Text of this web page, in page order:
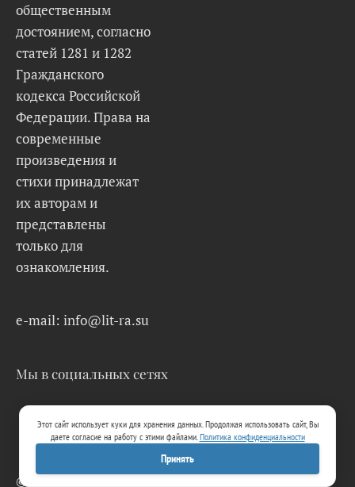
общественным
достоянием, согласно
статей 1281 и 1282
Гражданского
кодекса Российской
Федерации. Права на
современные
произведения и
стихи принадлежат
их авторам и
представлены
только для
ознакомления.
e-mail: info@lit-ra.su
Мы в социальных сетях
© 2026 Lit-Ra.su. Электронная библиотека.
Этот сайт использует куки для хранения данных. Продолжая использовать сайт, Вы
даете согласие на работу с этими файлами.Политика конфиденциальности
Принять